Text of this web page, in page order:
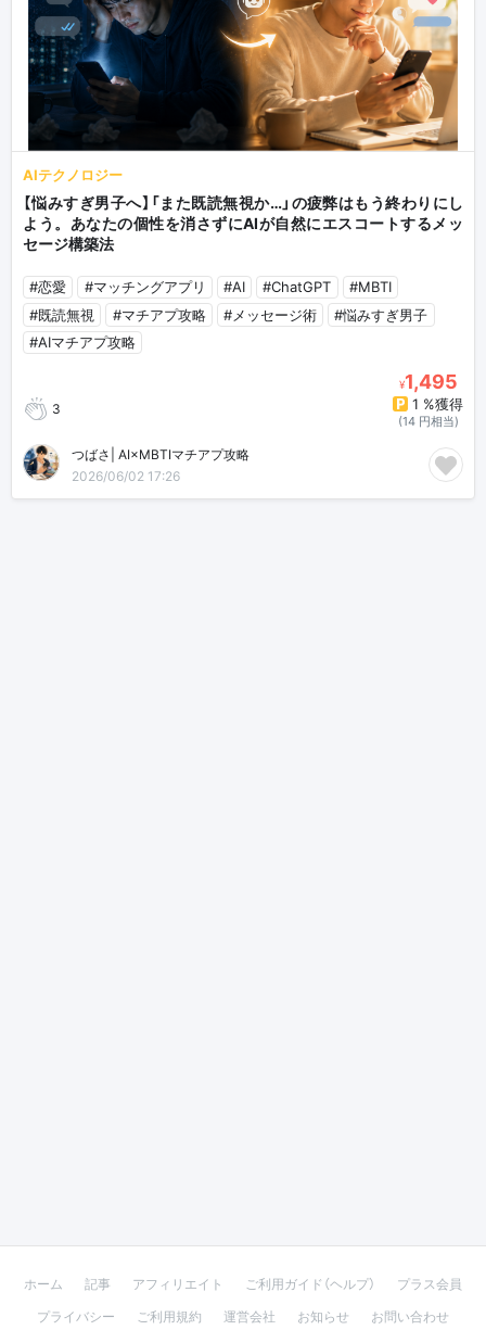
AIテクノロジー
【悩みすぎ男子へ】「また既読無視か…」の疲弊はもう終わりにし
よう。あなたの個性を消さずにAIが自然にエスコートするメッ
セージ構築法
#恋愛 #マッチングアプリ #AI #ChatGPT
#MBTI
#既読無視
#マチアプ攻略 #メッセージ術
#悩みすぎ男子
#AIマチアプ攻略
3
¥1,495
1 %獲得
(14 円相当)
つばさ| AI×MBTIマチアプ攻略
2026/06/02 17:26
ホーム 記事 アフィリエイト ご利用ガイド（ヘルプ）
プラス会員
プライバシー
ご利用規約 運営会社 お知らせ お問い合わせ